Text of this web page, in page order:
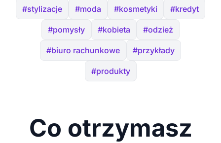
#stylizacje #moda #kosmetyki #kredyt
#pomysły #kobieta #odzież
#biuro rachunkowe #przykłady
#produkty
Co otrzymasz